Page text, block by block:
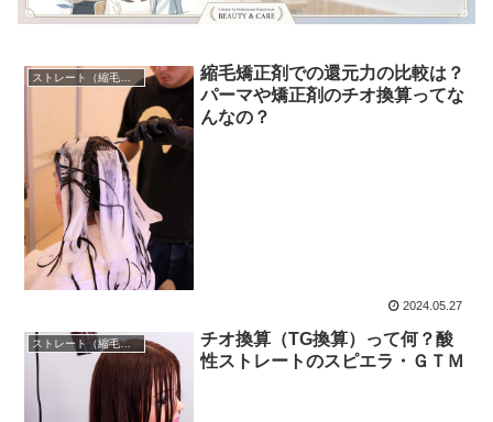
ストレート（縮毛矯正）
縮毛矯正剤での還元力の比較は？
パーマや矯正剤のチオ換算ってな
んなの？
2024.05.27
ストレート（縮毛矯正）
チオ換算（TG換算）って何？酸
性ストレートのスピエラ・ＧＴＭ